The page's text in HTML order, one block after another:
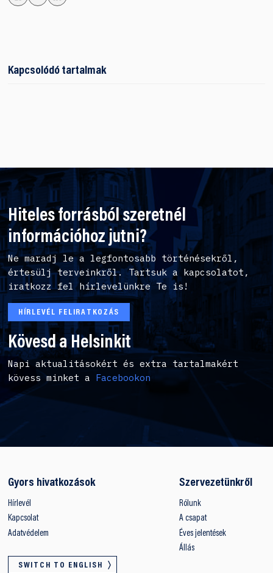
Kapcsolódó tartalmak
Hiteles forrásból szeretnél
információhoz jutni?
Ne maradj le a legfontosabb történésekről,
értesülj terveinkről. Tartsuk a kapcsolatot,
iratkozz fel hírlevelünkre Te is!
HÍRLEVÉL FELIRATKOZÁS
Kövesd a Helsinkit
Napi aktualitásokért és extra tartalmakért
kövess minket a Facebookon
Gyors hivatkozások
Hírlevél
Kapcsolat
Adatvédelem
SWITCH TO ENGLISH
Szervezetünkről
Rólunk
A csapat
Éves jelentések
Állás